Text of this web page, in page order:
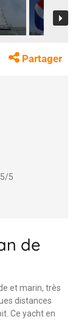
Partager
5
de
et marin, très
distances
Ce yacht en